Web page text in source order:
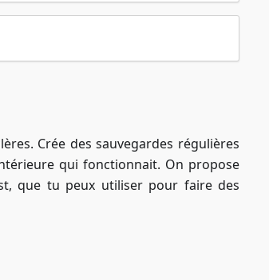
Crée des sauvegardes régulières
qui fonctionnait. On propose
que tu peux utiliser pour faire des